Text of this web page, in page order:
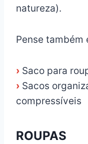
natureza).
Pense também
› Saco para
› Sacos
compressíveis
ROUPAS